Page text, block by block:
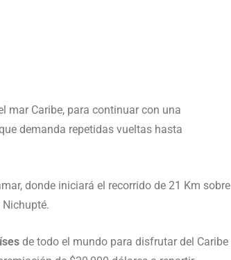
mar Caribe, para continuar con una
demanda repetidas vueltas hasta
donde iniciará el recorrido de 21 Km sobre
de todo el mundo para disfrutar del Caribe